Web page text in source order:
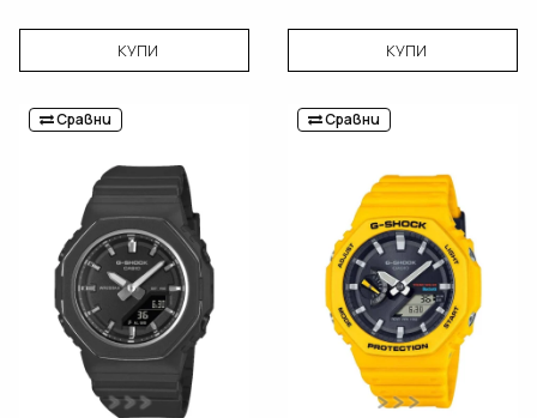
КУПИ КУПИ
Сравни Сравни